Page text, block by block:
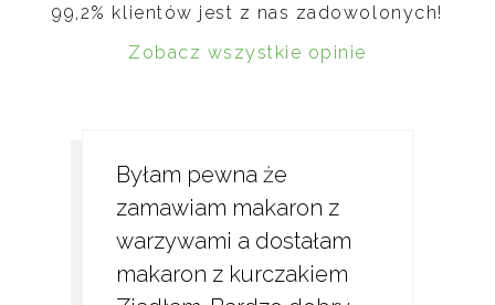
99,2% klientów jest z nas zadowolonych!
Zobacz wszystkie opinie
Byłam pewna że
zamawiam makaron z
warzywami a dostałam
makaron z kurczakiem